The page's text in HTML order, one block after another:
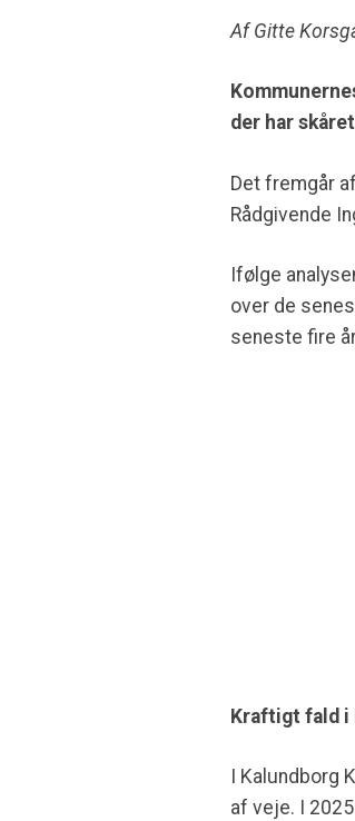
Af Gitte
der har
Det fremgår
Rådgivende
Ifølge
over de
seneste fire
Kraftigt fald i
I
af veje. I